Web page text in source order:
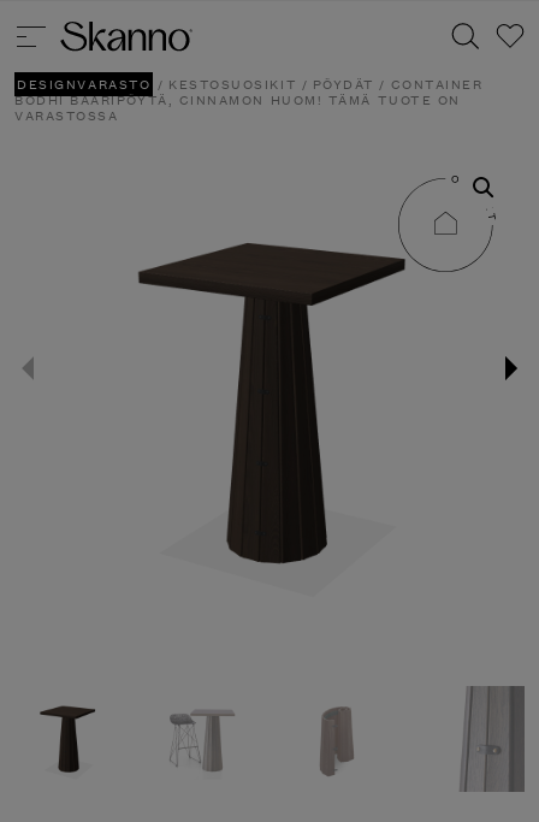
DESIGNVARASTO / KESTOSUOSIKIT / PÖYDÄT / CONTAINER
BODHI BAARIPÖYTÄ, CINNAMON HUOM! TÄMÄ TUOTE ON
VARASTOSSA